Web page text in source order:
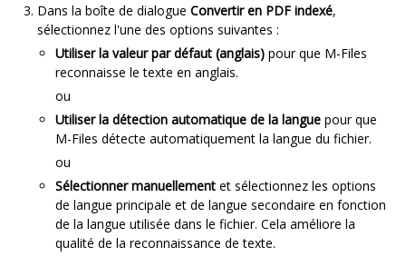
Dans la boîte de dialogue Convertir en PDF indexé,
sélectionnez l'une des options suivantes :
Utiliser la valeur par défaut (anglais) pour que M-Files
reconnaisse le texte en anglais.
ou
Utiliser la détection automatique de la langue pour que
M-Files détecte automatiquement la langue du fichier.
ou
Sélectionner manuellement et sélectionnez les options
de langue principale et de langue secondaire en fonction
de la langue utilisée dans le fichier. Cela améliore la
qualité de la reconnaissance de texte.